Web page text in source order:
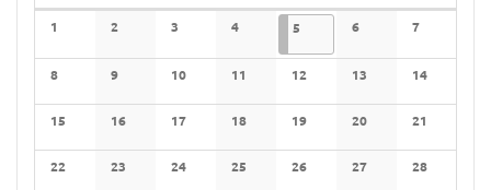
Kalender
1
Keine Veranstaltungen
2
Keine Veranstaltungen
3
Keine Veranstaltungen
4
Keine Veranstaltungen
5 05.07.2024
1 Veranstaltung
6
Keine
7
Keine
8
Keine Veranstaltungen
9
Keine Veranstaltungen
10
Keine Veranstaltungen
11
Keine Veranstaltungen
12
Keine Veranstaltungen
13
Keine
14
Keine
15
Keine Veranstaltungen
16
Keine Veranstaltungen
17
Keine Veranstaltungen
18
Keine Veranstaltungen
19
Keine Veranstaltungen
20
Keine
21
Keine
22 23 24 25 26 27 28